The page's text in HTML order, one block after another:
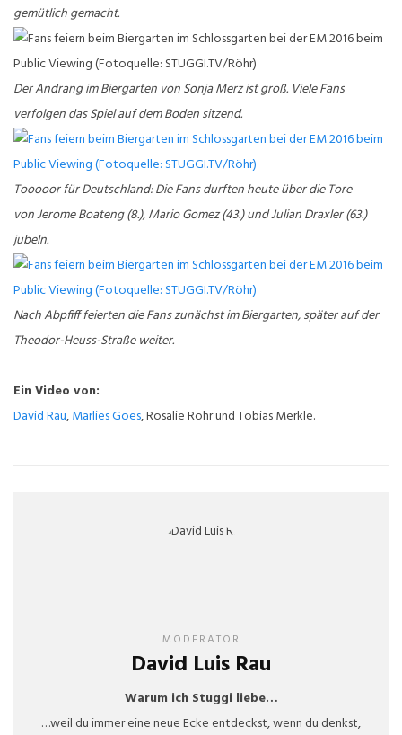
gemütlich gemacht.
Der Andrang im Biergarten von Sonja Merz ist groß. Viele Fans
verfolgen das Spiel auf dem Boden sitzend.
Tooooor für Deutschland: Die Fans durften heute über die Tore
von Jerome Boateng (8.), Mario Gomez (43.) und Julian Draxler (63.)
jubeln.
Nach Abpfiff feierten die Fans zunächst im Biergarten, später auf der
Theodor-Heuss-Straße weiter.
Ein Video von:
David Rau,Marlies Goes, Rosalie Röhr und Tobias Merkle.
MODERATOR
David Luis Rau
Warum ich Stuggi liebe…
…weil du immer eine neue Ecke entdeckst, wenn du denkst,